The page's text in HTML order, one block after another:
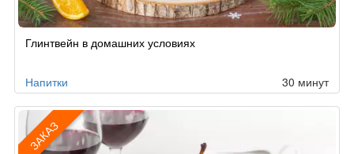
поГлинтвейн в домашних условиях
Напитки 30 минут
ЗАКАЗ